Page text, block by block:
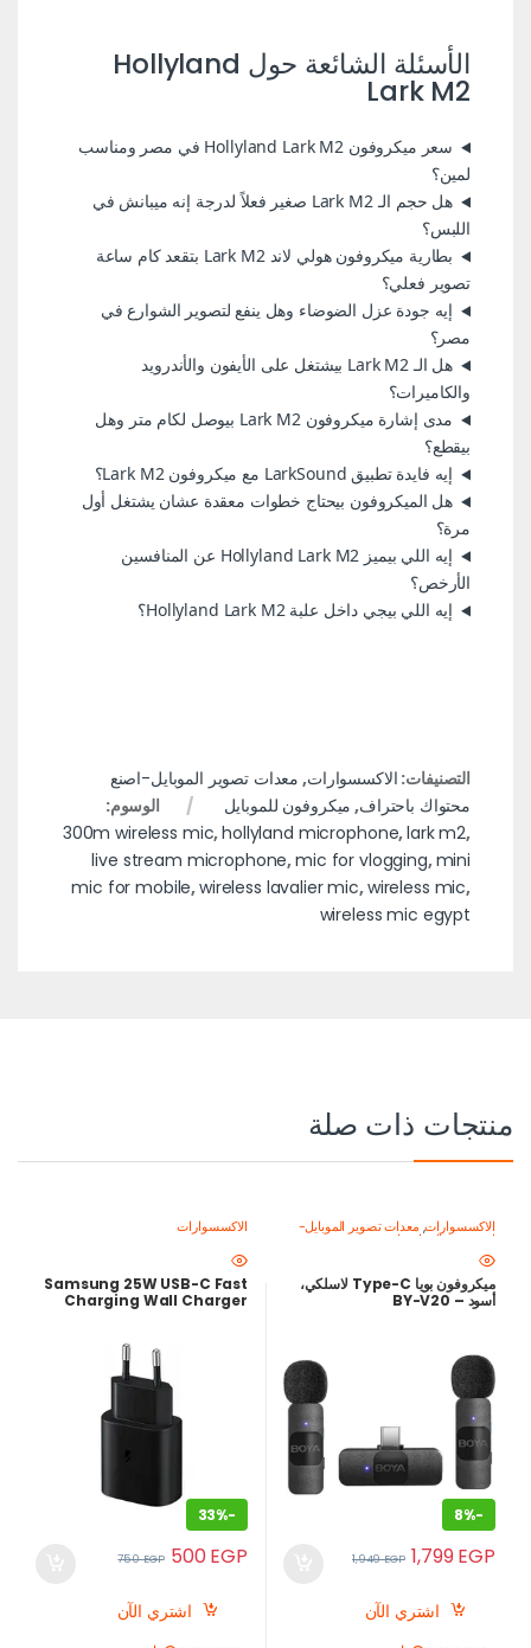
الأسئلة الشائعة حول Hollyland
Lark M2
سعر ميكروفون Hollyland Lark M2 في مصر ومناسب
لمين؟
هل حجم الـ Lark M2 صغير فعلاً لدرجة إنه ميبانش في
اللبس؟
بطارية ميكروفون هولي لاند Lark M2 بتقعد كام ساعة
تصوير فعلي؟
إيه جودة عزل الضوضاء وهل ينفع لتصوير الشوارع في
مصر؟
هل الـ Lark M2 بيشتغل على الأيفون والأندرويد
والكاميرات؟
مدى إشارة ميكروفون Lark M2 بيوصل لكام متر وهل
بيقطع؟
إيه فايدة تطبيق LarkSound مع ميكروفون Lark M2؟
هل الميكروفون بيحتاج خطوات معقدة عشان يشتغل أول
مرة؟
إيه اللي بيميز Hollyland Lark M2 عن المنافسين
الأرخص؟
إيه اللي بيجي داخل علبة Hollyland Lark M2؟
التصنيفات: الاكسسوارات, معدات تصوير الموبايل-اصنع
محتواك باحتراف, ميكروفون للموبايل
الوسوم:
300m wireless mic,hollyland microphone,lark m2,
live stream microphone,mic for vlogging,mini
mic for mobile,wireless lavalier mic,wireless mic,
wireless mic egypt
منتجات ذات صلة
الاكسسوارات, معدات تصوير الموبايل-
اصنع محتواك باحتراف
ميكروفون بويا Type-C لاسلكي،
أسود – BY-V20
-
8%
1,799EGP
1,949EGP
اشتري الآن
الاكسسوارات
Samsung 25W USB-C Fast
Charging Wall Charger
-
33%
500EGP
750EGP
اشتري الآن